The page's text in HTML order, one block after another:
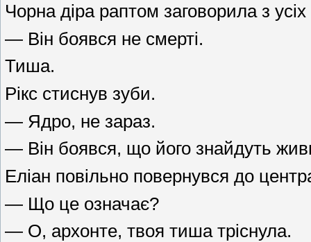
Чорна діра раптом заговорила з усіх
— Він боявся не смерті.
Тиша.
Рікс стиснув зуби.
— Ядро, не зараз.
— Він боявся, що його знайдуть
Еліан повільно повернувся до
— Що це означає?
— О, архонте, твоя тиша тріснула.